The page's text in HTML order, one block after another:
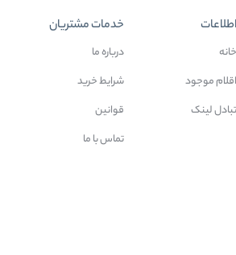
اطلاعات
خانه
اقلام موجود
تبادل لینک
خدمات مشتریان
درباره ما
شرایط خرید
قوانین
تماس با ما